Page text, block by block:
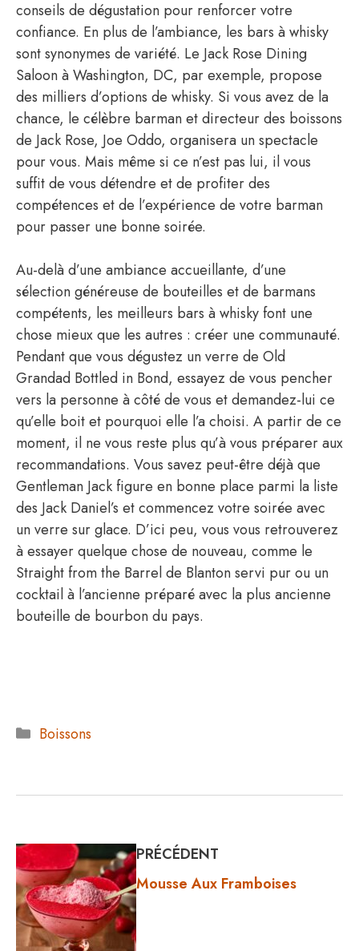
conseils de dégustation pour renforcer votre
confiance. En plus de l’ambiance, les bars à whisky
sont synonymes de variété. Le Jack Rose Dining
Saloon à Washington, DC, par exemple, propose
des milliers d’options de whisky. Si vous avez de la
chance, le célèbre barman et directeur des boissons
de Jack Rose, Joe Oddo, organisera un spectacle
pour vous. Mais même si ce n’est pas lui, il vous
suffit de vous détendre et de profiter des
compétences et de l’expérience de votre barman
pour passer une bonne soirée.
Au-delà d’une ambiance accueillante, d’une
sélection généreuse de bouteilles et de barmans
compétents, les meilleurs bars à whisky font une
chose mieux que les autres : créer une communauté.
Pendant que vous dégustez un verre de Old
Grandad Bottled in Bond, essayez de vous pencher
vers la personne à côté de vous et demandez-lui ce
qu’elle boit et pourquoi elle l’a choisi. A partir de ce
moment, il ne vous reste plus qu’à vous préparer aux
recommandations. Vous savez peut-être déjà que
Gentleman Jack figure en bonne place parmi la liste
des Jack Daniel’s et commencez votre soirée avec
un verre sur glace. D’ici peu, vous vous retrouverez
à essayer quelque chose de nouveau, comme le
Straight from the Barrel de Blanton servi pur ou un
cocktail à l’ancienne préparé avec la plus ancienne
bouteille de bourbon du pays.
Catégories
Boissons
PRÉCÉDENT
Mousse Aux Framboises